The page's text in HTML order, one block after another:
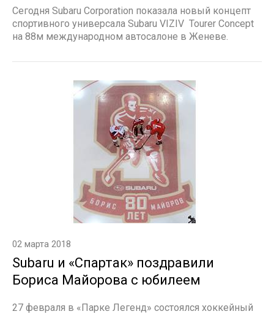
Сегодня Subaru Corporation показала новый концепт
спортивного универсала Subaru VIZIV Tourer Concept
на 88м международном автосалоне в Женеве.
02 марта 2018
Subaru и «Спартак» поздравили
Бориса Майорова с юбилеем
27 февраля в «Парке Легенд» состоялся хоккейный